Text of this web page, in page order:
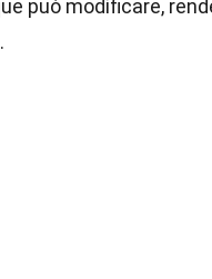
può modificare,